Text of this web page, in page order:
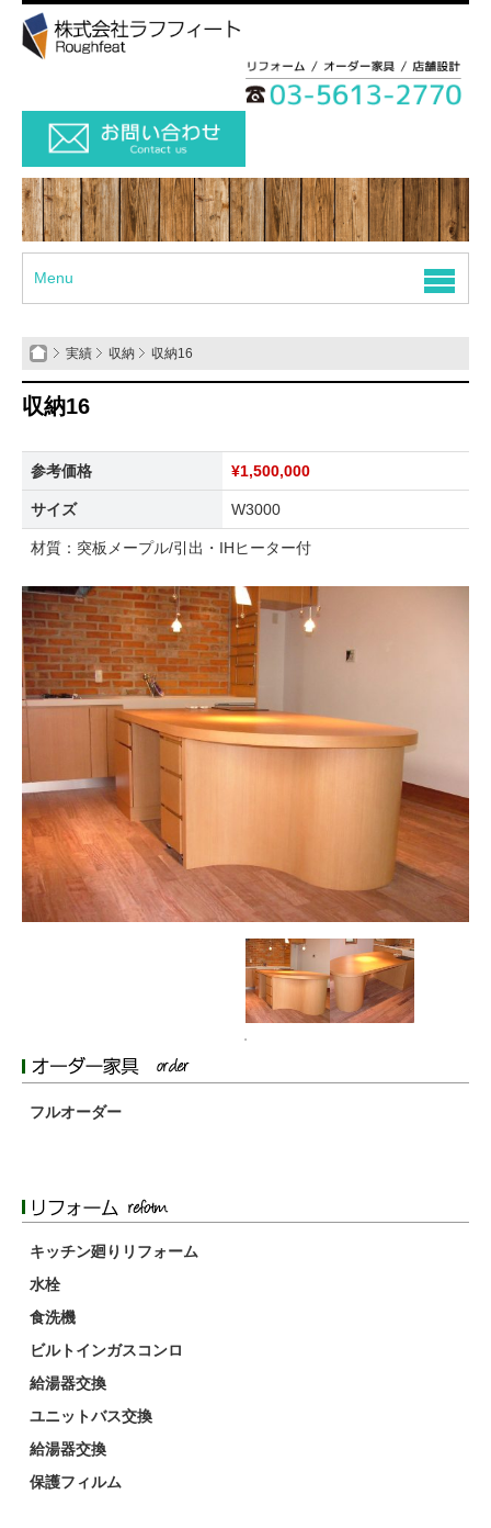
Menu
実績 収納 収納16
収納16
参考価格 ¥1,500,000
サイズ W3000
材質：突板メープル/引出・IHヒーター付
フルオーダー
キッチン廻りリフォーム
水栓
食洗機
ビルトインガスコンロ
給湯器交換
ユニットバス交換
給湯器交換
保護フィルム